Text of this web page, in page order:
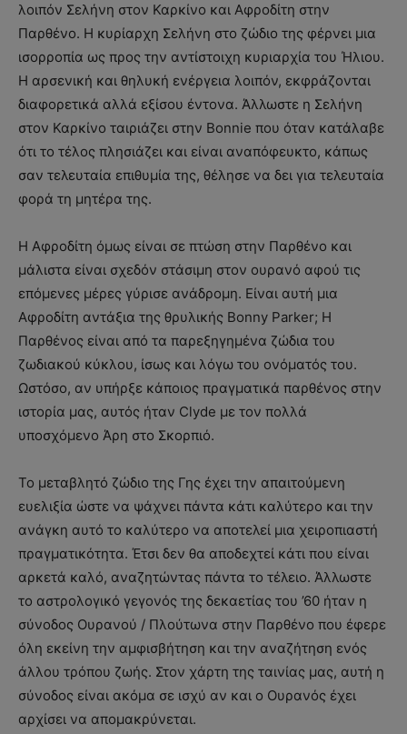
λοιπόν Σελήνη στον Καρκίνο και Αφροδίτη στην
Παρθένο. Η κυρίαρχη Σελήνη στο ζώδιο της φέρνει μια
ισορροπία ως προς την αντίστοιχη κυριαρχία του Ήλιου.
Η αρσενική και θηλυκή ενέργεια λοιπόν, εκφράζονται
διαφορετικά αλλά εξίσου έντονα. Άλλωστε η Σελήνη
στον Καρκίνο ταιριάζει στην Bonnie που όταν κατάλαβε
ότι το τέλος πλησιάζει και είναι αναπόφευκτο, κάπως
σαν τελευταία επιθυμία της, θέλησε να δει για τελευταία
φορά τη μητέρα της.
Η Αφροδίτη όμως είναι σε πτώση στην Παρθένο και
μάλιστα είναι σχεδόν στάσιμη στον ουρανό αφού τις
επόμενες μέρες γύρισε ανάδρομη. Είναι αυτή μια
Αφροδίτη αντάξια της θρυλικής Bonny Parker; Η
Παρθένος είναι από τα παρεξηγημένα ζώδια του
ζωδιακού κύκλου, ίσως και λόγω του ονόματός του.
Ωστόσο, αν υπήρξε κάποιος πραγματικά παρθένος στην
ιστορία μας, αυτός ήταν Clyde με τον πολλά
υποσχόμενο Άρη στο Σκορπιό.
Το μεταβλητό ζώδιο της Γης έχει την απαιτούμενη
ευελιξία ώστε να ψάχνει πάντα κάτι καλύτερο και την
ανάγκη αυτό το καλύτερο να αποτελεί μια χειροπιαστή
πραγματικότητα. Έτσι δεν θα αποδεχτεί κάτι που είναι
αρκετά καλό, αναζητώντας πάντα το τέλειο. Άλλωστε
το αστρολογικό γεγονός της δεκαετίας του ’60 ήταν η
σύνοδος Ουρανού / Πλούτωνα στην Παρθένο που έφερε
όλη εκείνη την αμφισβήτηση και την αναζήτηση ενός
άλλου τρόπου ζωής. Στον χάρτη της ταινίας μας, αυτή η
σύνοδος είναι ακόμα σε ισχύ αν και ο Ουρανός έχει
αρχίσει να απομακρύνεται.